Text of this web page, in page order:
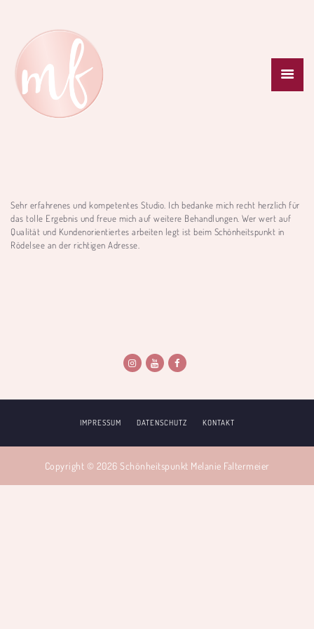
SCHÖNHEITSPUNKT
LEISTUNGEN
NEWS
Sehr erfahrenes und kompetentes Studio. Ich bedanke mich recht herzlich für
das tolle Ergebnis und freue mich auf weitere Behandlungen. Wer wert auf
Qualität und Kundenorientiertes arbeiten legt ist beim Schönheitspunkt in
Rödelsee an der richtigen Adresse.
IMPRESSUM DATENSCHUTZ KONTAKT
Copyright © 2026 Schönheitspunkt Melanie Faltermeier